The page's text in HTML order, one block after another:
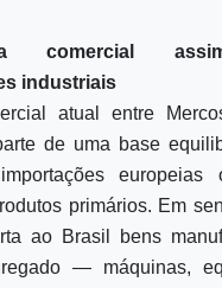
comercial
industriais
atual entre
de uma base
europeias
primários. Em
ao Brasil bens
— máquinas,